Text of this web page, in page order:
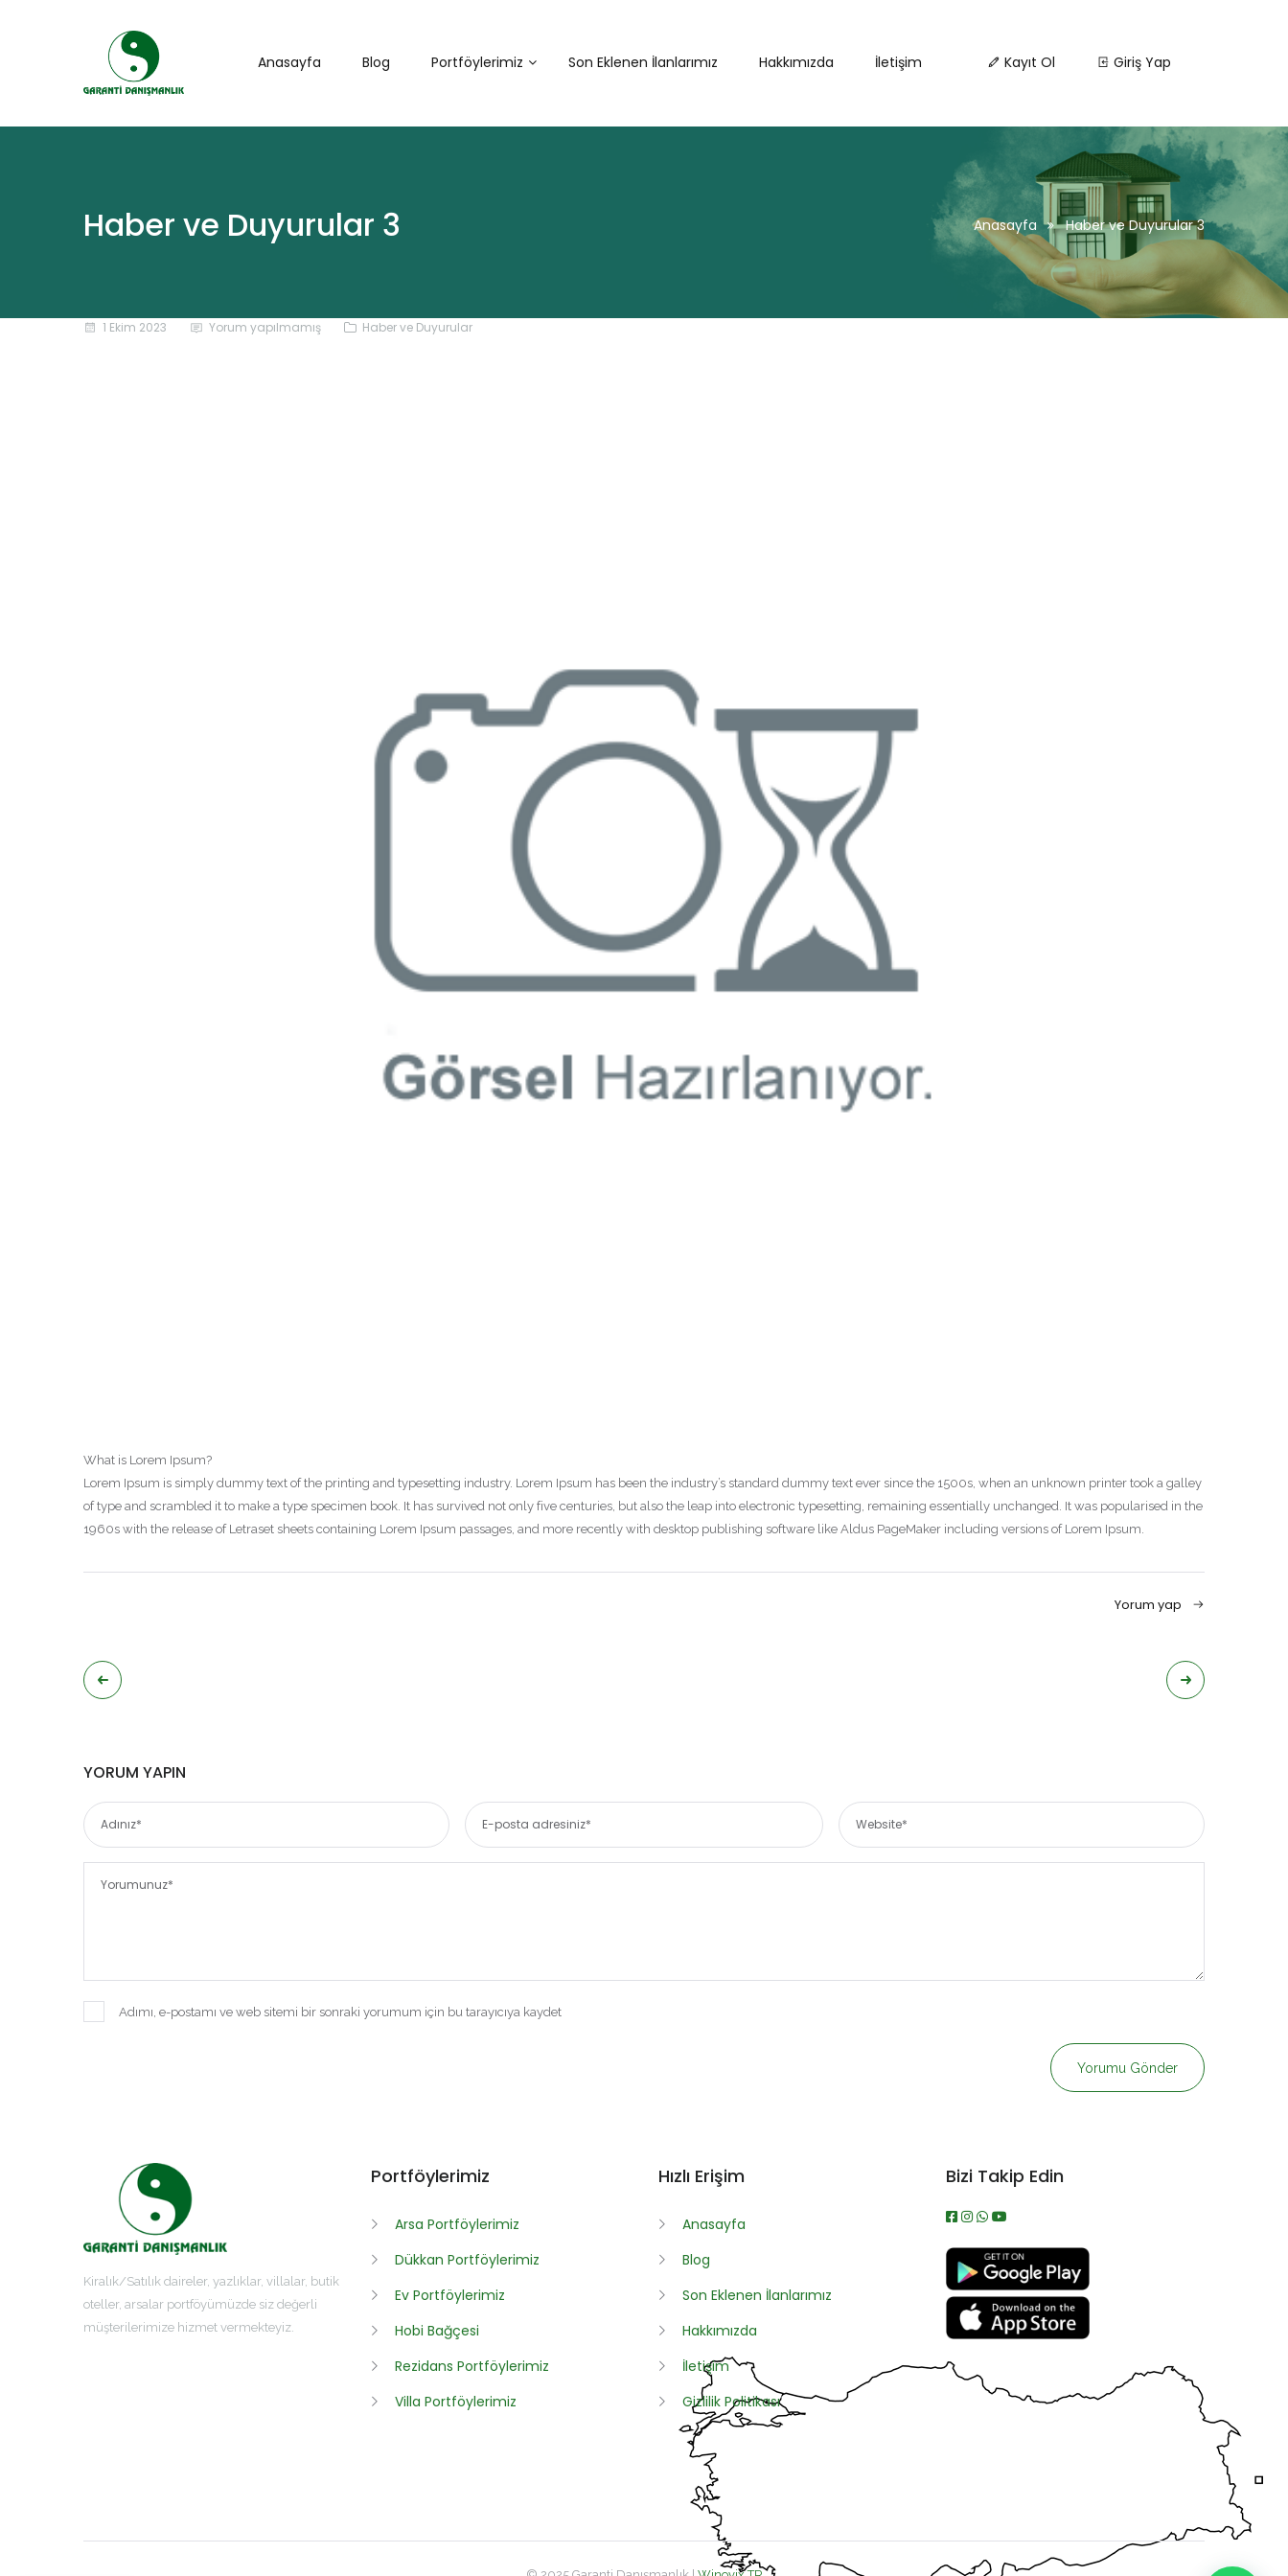
Anasayfa Blog Portföylerimiz Son Eklenen İlanlarımız Hakkımızda İletişim Kayıt Ol Giriş Yap
Haber ve Duyurular 3 Anasayfa Haber ve Duyurular 3
1 Ekim 2023 Yorum yapılmamış Haber ve Duyurular
What is Lorem Ipsum?
Lorem Ipsum is simply dummy text of the printing and typesetting industry. Lorem Ipsum has been the industry’s standard dummy text ever since the 1500s, when an unknown printer took a galley
of type and scrambled it to make a type specimen book. It has survived not only five centuries, but also the leap into electronic typesetting, remaining essentially unchanged. It was popularised in the
1960s with the release of Letraset sheets containing Lorem Ipsum passages, and more recently with desktop publishing software like Aldus PageMaker including versions of Lorem Ipsum.
Yorum yap
YORUM YAPIN
Adımı, e-postamı ve web sitemi bir sonraki yorumum için bu tarayıcıya kaydet
Yorumu Gönder
Kiralık/Satılık daireler, yazlıklar, villalar, butik
oteller, arsalar portföyümüzde siz değerli
müşterilerimize hizmet vermekteyiz.
Portföylerimiz
Arsa Portföylerimiz
Dükkan Portföylerimiz
Ev Portföylerimiz
Hobi Bağçesi
Rezidans Portföylerimiz
Villa Portföylerimiz
Hızlı Erişim
Anasayfa
Blog
Son Eklenen İlanlarımız
Hakkımızda
İletişim
Gizlilik Politikası
Bizi Takip Edin
Log In